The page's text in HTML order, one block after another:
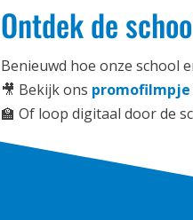
Ontdek de
Benieuwd hoe onze school
🎥 Bekijk ons promofilmpje
🏫 Of loop digitaal door de